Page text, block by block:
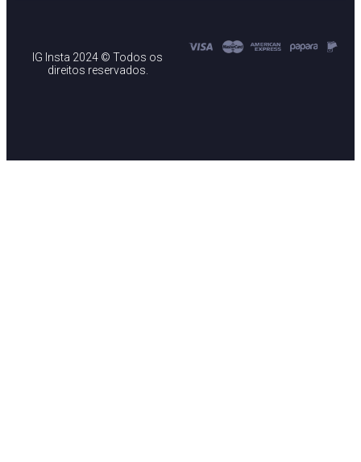
IG Insta 2024 © Todos os
direitos reservados.